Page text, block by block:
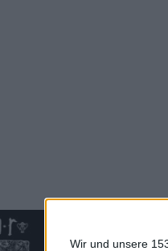
Wir und unsere